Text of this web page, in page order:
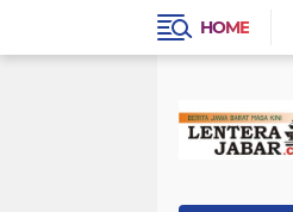
HOME